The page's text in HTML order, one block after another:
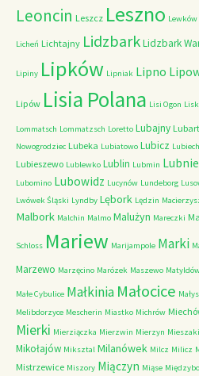
Leoncin Leszcz Leszno Lewków
Licheń Lichtajny LidzbarkLidzbark
Lipiny Lipków Lipniak Lipno
Lipów Lisia Polana Lisi Ogon
Lommatsch Lommatzsch Loretto Lubajny
Nowogrodziec Lubeka Lubiatowo Lubicz
Lubieszewo Lublewko Lublin Lubmin
Lubomino Lubowidz Lucynów Lundeborg
Lwówek Śląski Lyndby Lębork Lędzin
Malbork Malchin Malmo Malużyn Mareczki
Schloss Mariew Marijampole Marki
Marzewo Marzęcino Marózek Maszewo
Małe Cybulice Małkinia Małocice
Melibdorzyce Mescherin Miastko Michrów
Mierki Mierziączka Mierzwin Mierzyn Mieszaki
Mikołajów Miksztal Milanówek Milcz Milicz
Mistrzewice Miszory Miączyn Miąse